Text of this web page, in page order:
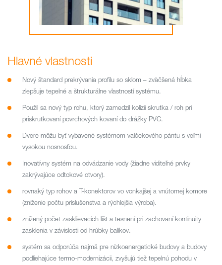
Hlavné vlastnosti
Nový štandard prekrývania profilu so sklom – zväčšená hĺbka
zlepšuje tepelné a štrukturálne vlastností systému.
Použil sa nový typ rohu, ktorý zamedzil kolízii skrutka / roh pri
priskrutkovaní povrchových kovaní do drážky PVC.
Dvere môžu byť vybavené systémom valčekového pántu s veľmi
vysokou nosnosťou.
Inovatívny systém na odvádzanie vody (žiadne viditeľné prvky
zakrývajúce odtokové otvory).
rovnaký typ rohov a T-konektorov vo vonkajšej a vnútornej komore
(zníženie počtu príslušenstva a rýchlejšia výroba).
znížený počet zasklievacích líšt a tesnení pri zachovaní kontinuity
zasklenia v závislosti od hrúbky balíkov.
systém sa odporúča najmä pre nízkoenergetické budovy a budovy
podliehajúce termo-modernizácii, zvyšujú tiež tepelnú pohodu v